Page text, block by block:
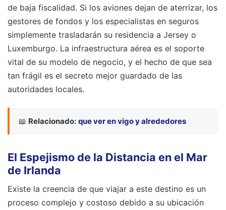
de baja fiscalidad. Si los aviones dejan de aterrizar, los
gestores de fondos y los especialistas en seguros
simplemente trasladarán su residencia a Jersey o
Luxemburgo. La infraestructura aérea es el soporte
vital de su modelo de negocio, y el hecho de que sea
tan frágil es el secreto mejor guardado de las
autoridades locales.
📖 Relacionado: que ver en vigo y alrededores
El Espejismo de la Distancia en el Mar
de Irlanda
Existe la creencia de que viajar a este destino es un
proceso complejo y costoso debido a su ubicación